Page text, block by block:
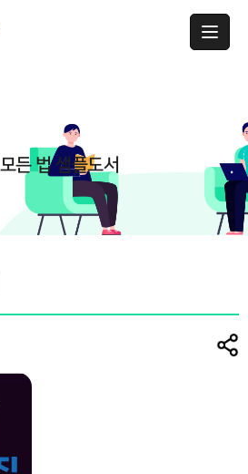
든 법 샘플도서